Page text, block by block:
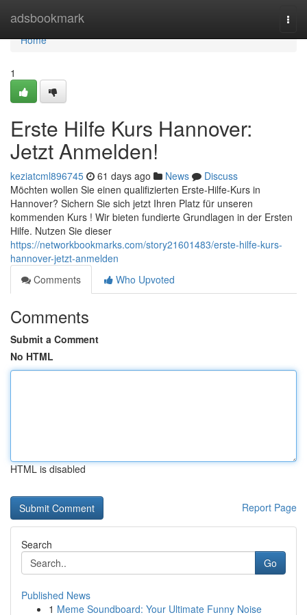
adsbookmark
Home
Home
1
Erste Hilfe Kurs Hannover:
Jetzt Anmelden!
keziatcml896745 61 days ago News
Discuss
Möchten wollen Sie einen qualifizierten Erste-Hilfe-Kurs in
Hannover? Sichern Sie sich jetzt Ihren Platz für unseren
kommenden Kurs ! Wir bieten fundierte Grundlagen in der Ersten
Hilfe. Nutzen Sie dieser
https://networkbookmarks.com/story21601483/erste-hilfe-kurs-
hannover-jetzt-anmelden
Comments
Who Upvoted
Comments
Submit a Comment
No HTML
HTML is disabled
Report Page
Search
Go
Published News
1 Meme Soundboard: Your Ultimate Funny Noise